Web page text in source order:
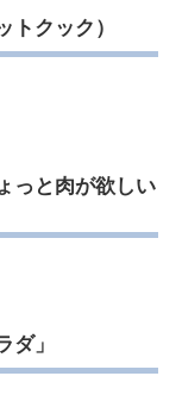
トクック）
っと肉が欲しい
ダ」